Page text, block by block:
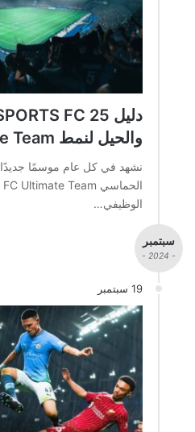
والحيل لنمط Ultimate Team والمزيد
نشهد في كل عام موسمًا
الوظيفي…
سبتمبر
- 2024 -
19 سبتمبر